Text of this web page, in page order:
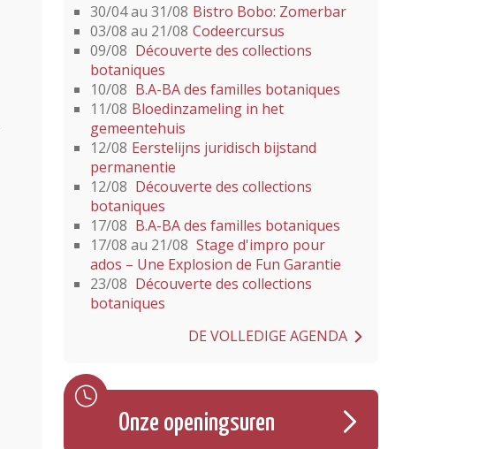
30/04 au 31/08 Bistro Bobo: Zomerbar
03/08 au 21/08 Codeercursus
09/08 Découverte des collections
botaniques
10/08 B.A-BA des familles botaniques
11/08 Bloedinzameling in het
gemeentehuis
12/08 Eerstelijns juridisch bijstand
permanentie
12/08 Découverte des collections
botaniques
17/08 B.A-BA des familles botaniques
17/08 au 21/08 Stage d'impro pour
ados – Une Explosion de Fun Garantie
23/08 Découverte des collections
botaniques
DE VOLLEDIGE AGENDA
Onze openingsuren